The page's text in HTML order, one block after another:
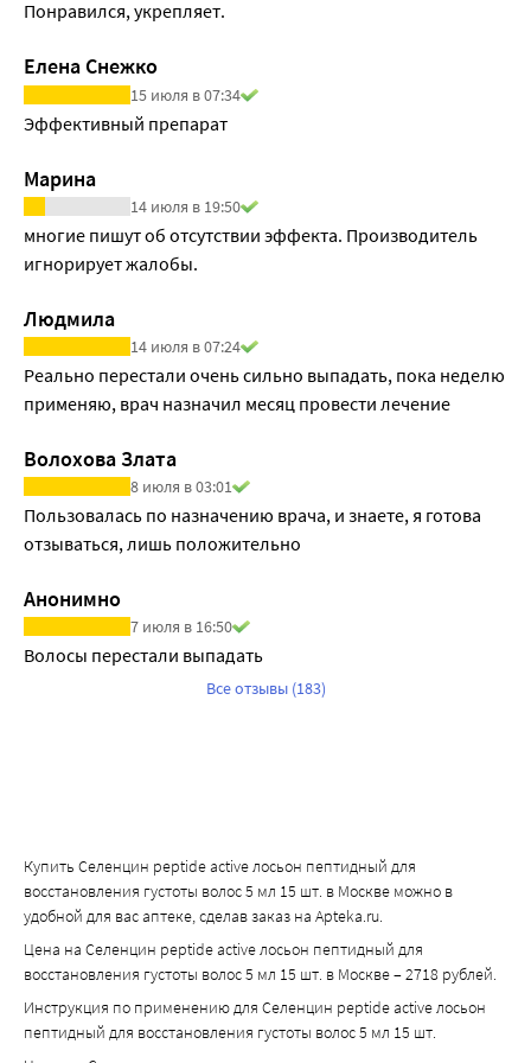
процессы активации роста волос
• Увеличивает приток крови к корневым волосам, тем
самым способствуя росту
• Улучшает структуру волос
• Останавливает андрогенетическое выпадение волос
• Препятствует миниатюризации волосяных фолликулов
• Восстанавливает толщину стержня волос
*«Фармакотерапия при диффузной алопеции»
"Consilium Medicum" No8, 2021 г.
Результат: Останавливается выпадение волос,
увеличивается их густота. Результат - густые крепкие
волосы.
Понравился, укрепляет.
Елена Снежко
15 июля в 07:34
Эффективный препарат
Марина
14 июля в 19:50
многие пишут об отсутствии эффекта. Производитель
игнорирует жалобы.
Людмила
14 июля в 07:24
Реально перестали очень сильно выпадать, пока неделю
применяю, врач назначил месяц провести лечение
Волохова Злата
8 июля в 03:01
Пользовалась по назначению врача, и знаете, я готова
отзываться, лишь положительно
Анонимно
7 июля в 16:50
Волосы перестали выпадать
Все отзывы (183)
Купить Селенцин peptide active лосьон пептидный для
восстановления густоты волос 5 мл 15 шт. в Москве можно в
удобной для вас аптеке, сделав заказ на Apteka.ru.
Цена на Селенцин peptide active лосьон пептидный для
восстановления густоты волос 5 мл 15 шт. в Москве – 2718 рублей.
Инструкция по применению для Селенцин peptide active лосьон
пептидный для восстановления густоты волос 5 мл 15 шт.